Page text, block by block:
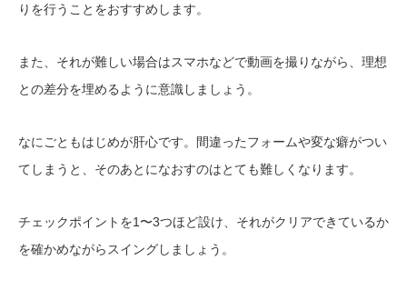
りを行うことをおすすめします。
また、それが難しい場合はスマホなどで動画を撮りながら、理想
との差分を埋めるように意識しましょう。
なにごともはじめが肝心です。間違ったフォームや変な癖がつい
てしまうと、そのあとになおすのはとても難しくなります。
チェックポイントを1〜3つほど設け、それがクリアできているか
を確かめながらスイングしましょう。